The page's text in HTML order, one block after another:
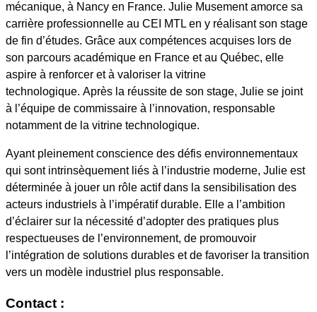
mécanique, à Nancy en France. Julie Musement amorce sa
carrière professionnelle au CEI MTL en y réalisant son stage
de fin d’études. Grâce aux compétences acquises lors de
son parcours académique en France et au Québec, elle
aspire à renforcer et à valoriser la vitrine
technologique. Après la réussite de son stage, Julie se joint
à l’équipe de commissaire à l’innovation, responsable
notamment de la vitrine technologique.
Ayant pleinement conscience des défis environnementaux
qui sont intrinsèquement liés à l’industrie moderne, Julie est
déterminée à jouer un rôle actif dans la sensibilisation des
acteurs industriels à l’impératif durable. Elle a l’ambition
d’éclairer sur la nécessité d’adopter des pratiques plus
respectueuses de l’environnement, de promouvoir
l’intégration de solutions durables et de favoriser la transition
vers un modèle industriel plus responsable.
Contact :